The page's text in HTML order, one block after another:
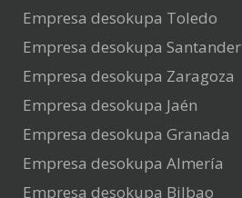
Empresa desokupa Toledo
Empresa desokupa Santander
Empresa desokupa Zaragoza
Empresa desokupa Jaén
Empresa desokupa Granada
Empresa desokupa Almería
Empresa desokupa Bilbao